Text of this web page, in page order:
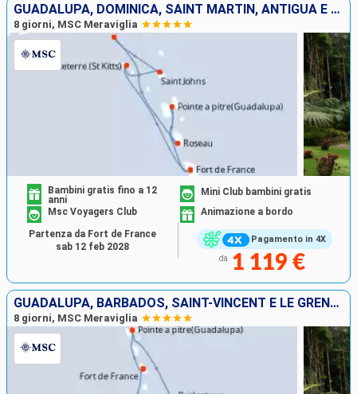
GUADALUPA, DOMINICA, SAINT MARTIN, ANTIGUA E BARBUDA, SAN CRISTOFORO E NEVIS, MARTINICA
8 giorni, MSC Meraviglia
Pagamento in 4X
Bambini gratis fino a 12
anni
Mini Club bambini gratis
Msc Voyagers Club
Animazione a bordo
da 1 119 €
Partenza da Fort de France
sab 12 feb 2028
GUADALUPA, BARBADOS, SAINT-VINCENT E LE GRENADINE, LA TRINIDAD ETOBAGO, GRENADA, MARTINICA
8 giorni, MSC Meraviglia